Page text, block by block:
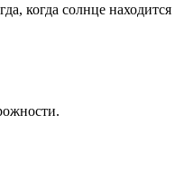
когда солнце